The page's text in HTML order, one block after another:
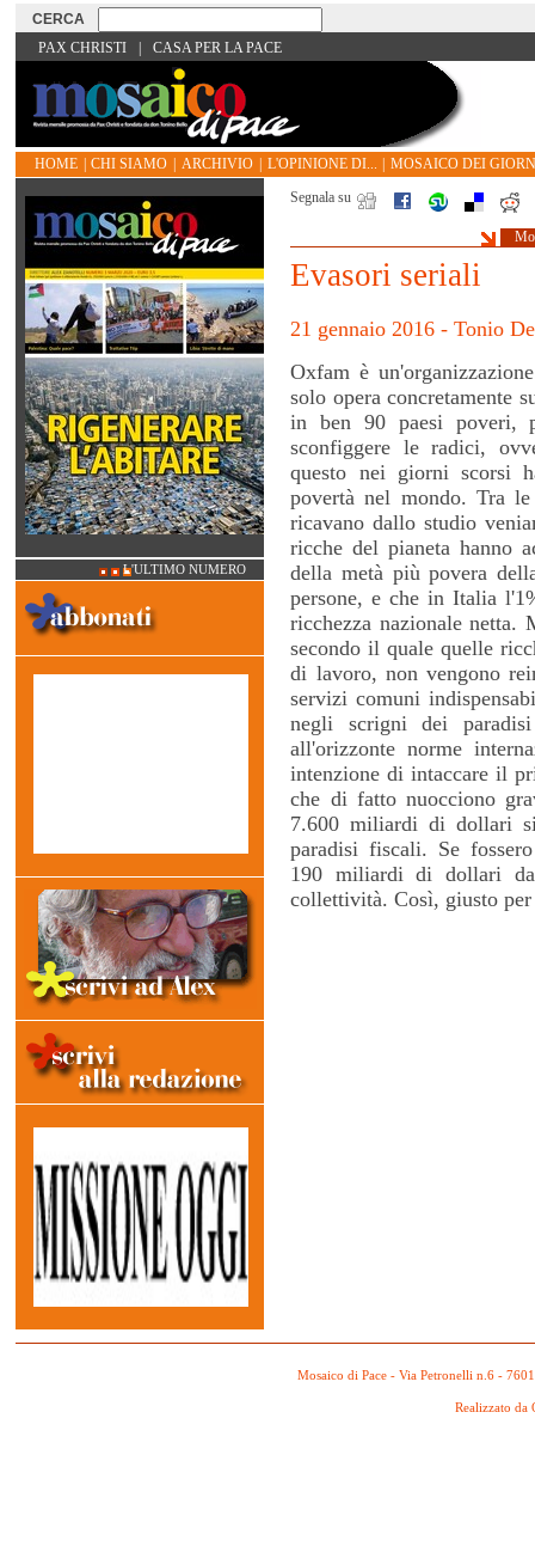
PAX CHRISTI CASA PER LA PACE
HOME CHI SIAMO ARCHIVIO L'OPINIONE DI...
MOSAICO DEI
Segnala su
Evasori seriali
21 gennaio 2016 - Tonio
Oxfam è
solo opera concretamente
in ben 90 paesi poveri,
sconfiggere le radici,
questo nei giorni scorsi
povertà nel mondo. Tra
ricavano dallo studio
ricche del pianeta hanno
della metà più povera
persone, e che in Italia
ricchezza nazionale netta.
secondo il quale quelle
di lavoro, non vengono
servizi comuni
negli scrigni dei
all'orizzonte norme
intenzione di intaccare il
che di fatto nuocciono
7.600 miliardi di dollari
paradisi fiscali. Se
190 miliardi di dollari
collettività. Così, giusto per
L'ULTIMO NUMERO
Mosaico di Pace - Via Petronelli n.6 -
Realizzato